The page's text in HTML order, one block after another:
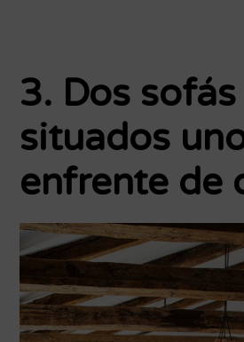
3. Dos sofás
situados
enfrente de